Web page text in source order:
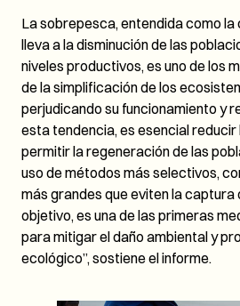
La sobrepesca, entendida como
lleva a la disminución de las
niveles productivos, es uno de los
de la simplificación de los
perjudicando su funcionamiento y
esta tendencia, es esencial
permitir la regeneración de las
uso de métodos más selectivos,
más grandes que eviten la captura
objetivo, es una de las primeras
para mitigar el daño ambiental y
ecológico”, sostiene el informe.